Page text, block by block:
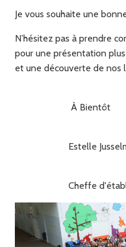
Je vous souhaite une
N’hésitez pas à prendre
pour une présentation
et une découverte de nos
À Bientôt
Estelle
Cheffe